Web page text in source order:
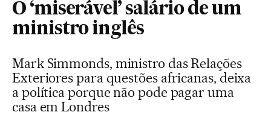
O ‘miserável’ salário de um
ministro inglês
Mark Simmonds, ministro das Relações
Exteriores para questões africanas, deixa
a política porque não pode pagar uma
casa em Londres